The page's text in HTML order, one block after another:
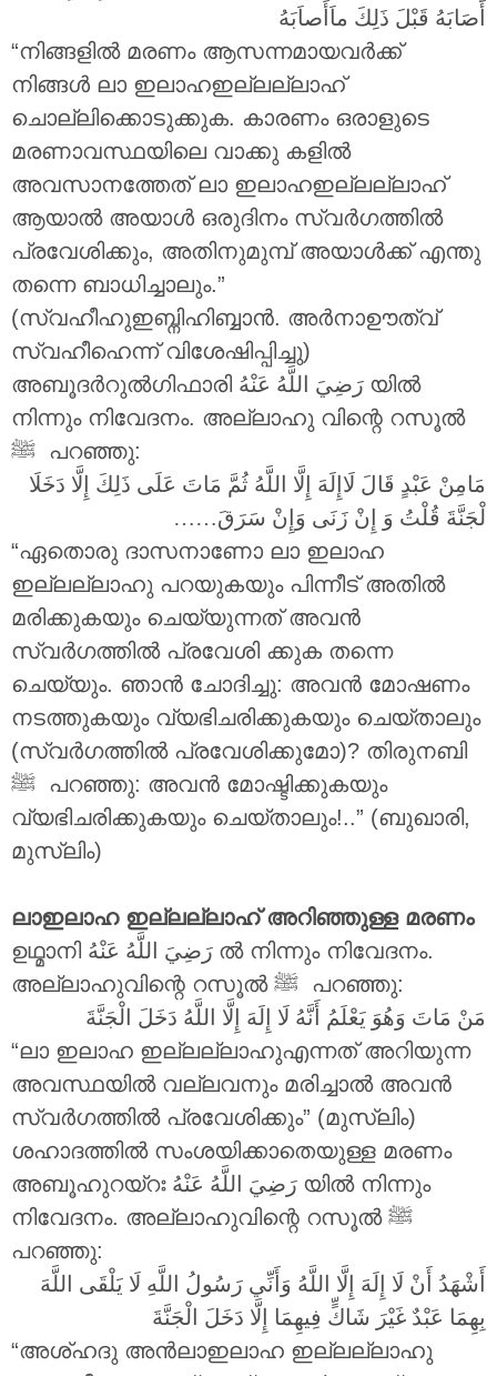
أَصَابَهُ قَبْلَ ذَلِكَ ماَأَصاَبَهُ
“നിങ്ങളിൽ മരണം ആസന്നമായവർക്ക്
നിങ്ങൾ ലാ ഇലാഹഇല്ലല്ലാഹ്
ചൊല്ലിക്കൊടുക്കുക. കാരണം ഒരാളുടെ
മരണാവസ്ഥയിലെ വാക്കു കളിൽ
അവസാനത്തേത് ലാ ഇലാഹഇല്ലല്ലാഹ്
ആയാൽ അയാൾ ഒരുദിനം സ്വർഗത്തിൽ
പ്രവേശിക്കും, അതിനുമുമ്പ് അയാൾക്ക് എന്തു
തന്നെ ബാധിച്ചാലും.”
(സ്വഹീഹുഇബ്നിഹിബ്ബാൻ. അർനാഊത്വ്
സ്വഹീഹെന്ന് വിശേഷിപ്പിച്ചു)
അബൂദർറുൽഗിഫാരി
യിൽ
നിന്നും നിവേദനം. അല്ലാഹു വിന്റെ റസൂൽ
‎ﷺ പറഞ്ഞു:
مَامِنْ عَبْدٍ قَالَ لَاإِلَهَ إِلَّا اللَّهُ ثُمَّ مَاتَ عَلَى ذَلِكَ إِلَّا دَخَلَا
لْجَنَّةَ قُلْتُ وَ إِنْ زَنَى وَإِنْ سَرَقَ……
“ഏതൊരു ദാസനാണോ ലാ ഇലാഹ
ഇല്ലല്ലാഹു പറയുകയും പിന്നീട് അതിൽ
മരിക്കുകയും ചെയ്യുന്നത് അവൻ
സ്വർഗത്തിൽ പ്രവേശി ക്കുക തന്നെ
ചെയ്യും. ഞാൻ ചോദിച്ചു: അവൻ മോഷണം
നടത്തുകയും വ്യഭിചരിക്കുകയും ചെയ്താലും
(സ്വർഗത്തിൽ പ്രവേശിക്കുമോ)? തിരുനബി
വ്യഭിചരിക്കുകയും ചെയ്താലും!..” (ബുഖാരി,
മുസ്‌ലിം)
ലാഇലാഹ ഇല്ലല്ലാഹ് അറിഞ്ഞുള്ള മരണം
ഉഥ്മാനി
ൽ നിന്നും നിവേദനം.
അല്ലാഹുവിന്റെ റസൂൽ ‎ﷺ പറഞ്ഞു:
مَنْ مَاتَ وَهُوَ يَعْلَمُ أَنَّهُ لَا إِلَهَ إِلَّا اللَّهُ دَخَلَ الْجَنَّةَ
“ലാ ഇലാഹ ഇല്ലല്ലാഹുഎന്നത് അറിയുന്ന
അവസ്ഥയിൽ വല്ലവനും മരിച്ചാൽ അവൻ
സ്വർഗത്തിൽ പ്രവേശിക്കും” (മുസ്‌ലിം)
ശഹാദത്തിൽ സംശയിക്കാതെയുള്ള മരണം
അബൂഹുറയ്റഃ
യിൽ നിന്നും
നിവേദനം. അല്ലാഹുവിന്റെ റസൂൽ ‎ﷺ
പറഞ്ഞു:
أَشْهَدُ أَنْ لَا إِلَهَ إِلَّا اللَّهُ وَأَنِّي رَسُولُ اللَّهِ لَا يَلْقَى اللَّهَ
بِهِمَا عَبْدٌ غَيْرَ شَاكٍّ فِيهِمَا إِلَّا دَخَلَ الْجَنَّةَ
“അശ്ഹദു അൻലാഇലാഹ ഇല്ലല്ലാഹു